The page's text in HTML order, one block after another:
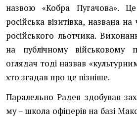
назвою «Кобра Пугачова».
російська візитівка, названа
російського льотчика.
на публічному військовому
оглядач тоді назвав
хто згадав про це пізніше.
Паралельно Радев здобував
му – школа офіцерів на базі